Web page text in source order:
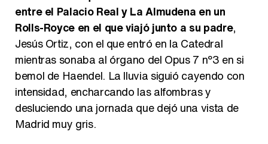
entre el Palacio Real y La Almudena en un
Rolls-Royce en el que viajó junto a su padre,
Jesús Ortiz, con el que entró en la Catedral
mientras sonaba al órgano del Opus 7 nº3 en si
bemol de Haendel. La lluvia siguió cayendo con
intensidad, encharcando las alfombras y
desluciendo una jornada que dejó una vista de
Madrid muy gris.